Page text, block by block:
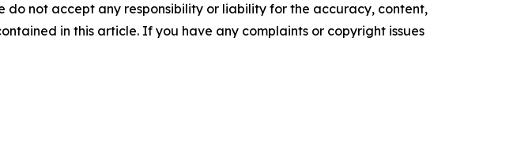
do not accept any responsibility or liability for the accuracy, content,
in this article. If you have any complaints or copyright issues